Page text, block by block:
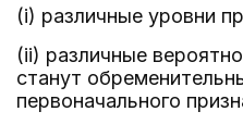
(i) различные уровни
(ii) различные
станут
первоначального